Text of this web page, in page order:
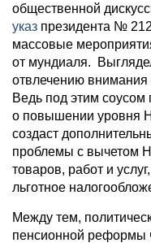
общественной
указ президента №
массовые
от мундиаля.
отвлечению
Ведь под этим соусом
о повышении уровня
создаст
проблемы с вычетом
товаров, работ и
льготное
Между тем,
пенсионной реформы